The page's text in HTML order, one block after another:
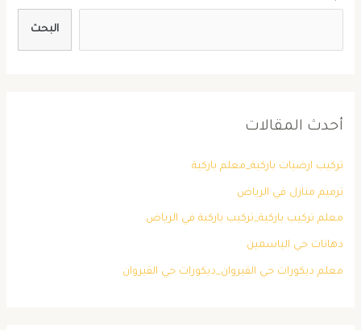
البحث
أحدث المقالات
تركيب ارضيات باركية_معلم باركية
ترميم منازل في الرياض
معلم تركيب باركية_تركيب باركية في الرياض
دهانات حي الياسمين
معلم ديكورات حي القيروان_ديكورات حي القيروان